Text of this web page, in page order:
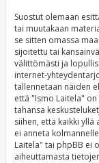
Suostut olemaan
tai muutakaan
se sitten omassa
sijoitettu tai
välittömästi ja
internet-
tallennetaan näiden
että "Ismo Laitela"
tahansa
siihen, että kaikki
ei anneta
Laitela" tai phpBB ei
aiheuttamasta